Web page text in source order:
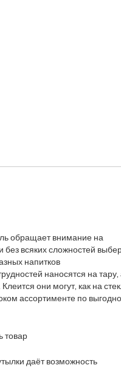
обращает внимание на
без всяких сложностей
напитков
наносятся на тару,
они могут, как на
ассортименте по
товар
даёт возможность